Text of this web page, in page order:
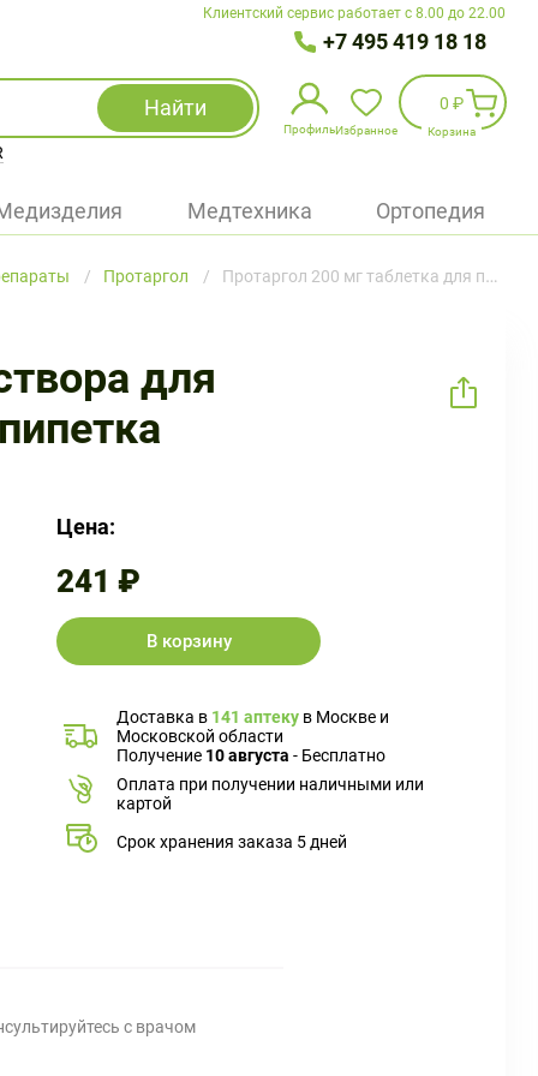
Клиентский сервис работает с 8.00 до 22.00
+7 495 419 18 18
Найти
Наборы
Профиль
Избранное
Войти
Избранное
0 ₽
Корзина
Медтехника Ортопедия
Протаргол Протаргол 200 мг таблетка для приготовления раствора для наружного и местного применения 1 шт +флакон-пипетка
для
Цена:
241 ₽
В корзину
Доставка в 141 аптеку в Москве и
Московской области
Получение 10 августа - Бесплатно
Оплата при получении наличными или
картой
Срок хранения заказа 5 дней
с врачом